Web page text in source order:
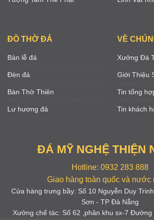
ĐỒ THỜ ĐÁ
Bàn lễ đá
Đèn đá
Bàn Thờ Thiên
Lư hương đá
VỀ
Xưởng Đá
Giới Thiệu
Tin tổng
Tin khách
ĐÁ MỸ NGHỆ THIỆN
Hotline: 0932 283 888
Giao hàng toàn quốc và nước
Cửa hàng trưng bầy: Số 10 Nguyễn Duy
Sơn - TP Đà Nẵng
Xưởng chế tác: Số 62 ,phân khu sx-7